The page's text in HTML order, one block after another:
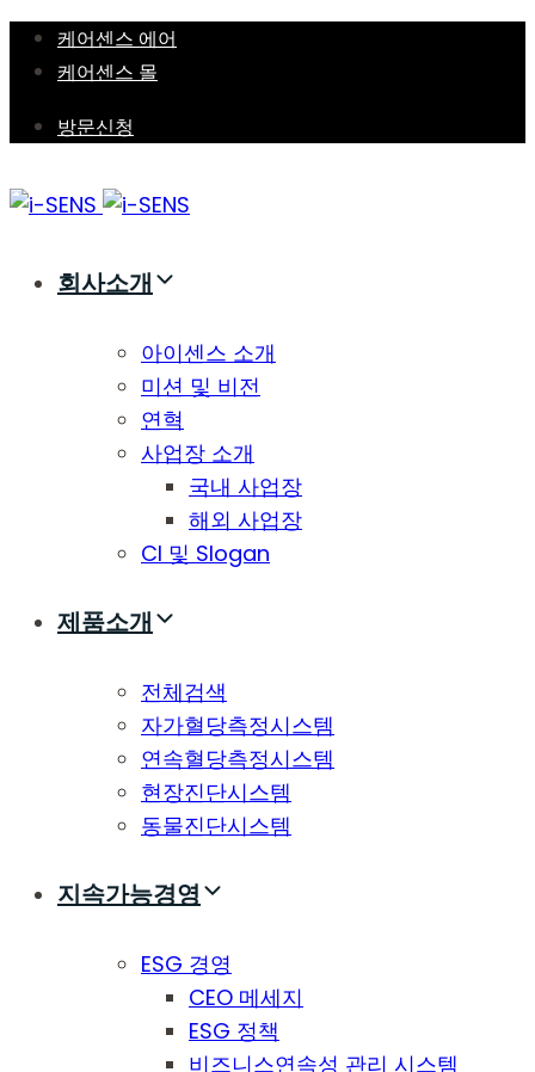
Skip
links
Skip
navigation
to
케어센스 에어
케어센스 몰
방문신청
회사소개
아이센스 소개
미션 및 비전
연혁
사업장 소개
국내 사업장
해외 사업장
CI 및 Slogan
제품소개
전체검색
자가혈당측정시스템
연속혈당측정시스템
현장진단시스템
동물진단시스템
지속가능경영
ESG 경영
CEO 메세지
ESG 정책
비즈니스연속성 관리 시스템